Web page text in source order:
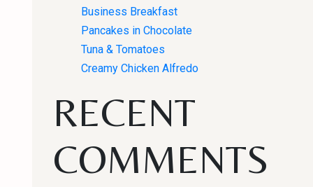
Business Breakfast
Pancakes in Chocolate
Tuna & Tomatoes
Creamy Chicken Alfredo
RECENT
COMMENTS